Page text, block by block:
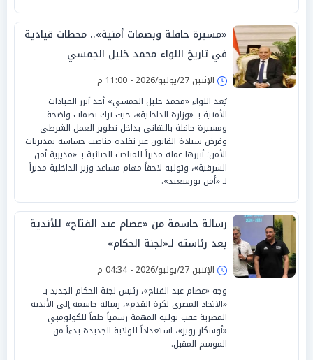
«مسيرة حافلة وبصمات أمنية».. محطات قيادية
في تاريخ اللواء محمد خليل الجمسي
الإثنين 27/يوليو/2026 - 11:00 م
يُعد اللواء «محمد خليل الجمسي» أحد أبرز القيادات
الأمنية بـ «وزارة الداخلية»، حيث ترك بصمات واضحة
ومسيرة حافلة بالتفاني بداخل تطوير العمل الشرطي
وفرض سيادة القانون عبر تقلده مناصب حساسة بمديريات
الأمن؛ أبرزها عمله مديراً للمباحث الجنائية بـ «مديرية أمن
الشرقية»، وتوليه لاحقاً مهام مساعد وزير الداخلية مديراً
لـ «أمن بورسعيد».
رسالة حاسمة من «عصام عبد الفتاح» للأندية
بعد رئاسته لـ«لجنة الحكام»
الإثنين 27/يوليو/2026 - 04:34 م
وجه «عصام عبد الفتاح»، رئيس لجنة الحكام الجديد بـ
«الاتحاد المصري لكرة القدم»، رسالة حاسمة إلى الأندية
المصرية عقب توليه المهمة رسمياً خلفاً للكولومبي
«أوسكار رويز»، استعداداً للولاية الجديدة بدءاً من
الموسم المقبل.